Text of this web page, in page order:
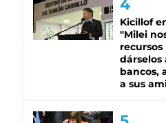
Kicillof
"Milei
recursos
dárselos
bancos,
a sus